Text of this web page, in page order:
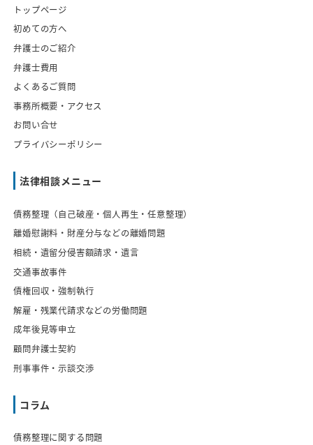
トップページ
初めての方へ
弁護士のご紹介
弁護士費用
よくあるご質問
事務所概要・アクセス
お問い合せ
プライバシーポリシー
法律相談メニュー
債務整理（自己破産・個人再生・任意整理）
離婚慰謝料・財産分与などの離婚問題
相続・遺留分侵害額請求・遺言
交通事故事件
債権回収・強制執行
解雇・残業代請求などの労働問題
成年後見等申立
顧問弁護士契約
刑事事件・示談交渉
コラム
債務整理に関する問題